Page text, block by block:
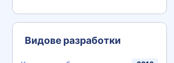
Видове разработки